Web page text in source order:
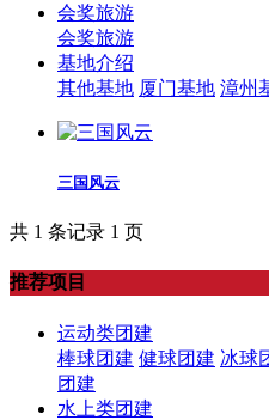
会奖旅游
会奖旅游
基地介绍
其他基地 厦门基地 漳州
三国风云
共 1 条记录 1 页
推荐项目
运动类团建
棒球团建 健球团建 冰球
团建
水上类团建